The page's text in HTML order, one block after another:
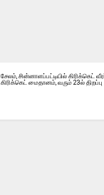
சேலம், சின்னாளப்பட்டியில் கிரிக்கெட்
கிரிக்கெட் மைதானம், வரும் 23ல் திறப்பு